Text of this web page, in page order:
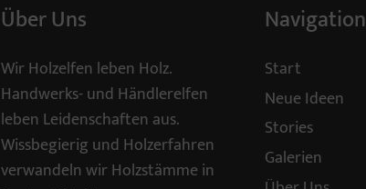
Über Uns
Wir Holzelfen leben Holz.
Handwerks- und Händlerelfen
leben Leidenschaften aus.
Wissbegierig und Holzerfahren
verwandeln wir Holzstämme in
Navigation
Start
Neue Ideen
Stories
Galerien